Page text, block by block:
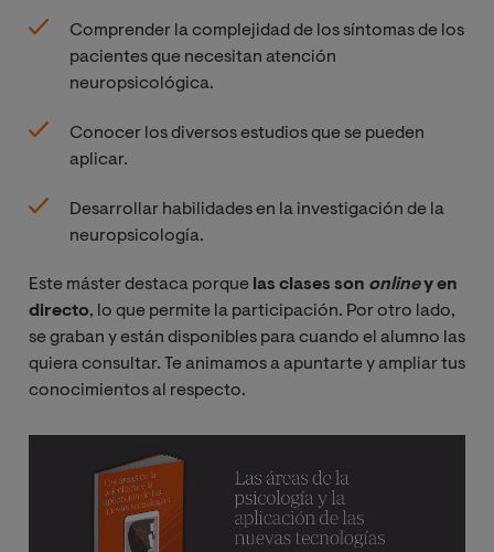
Comprender la complejidad de los síntomas de los
pacientes que necesitan atención
neuropsicológica.
Conocer los diversos estudios que se pueden
aplicar.
Desarrollar habilidades en la investigación de la
neuropsicología.
Este máster destaca porque las clases son online y en
directo, lo que permite la participación. Por otro lado,
se graban y están disponibles para cuando el alumno las
quiera consultar. Te animamos a apuntarte y ampliar tus
conocimientos al respecto.